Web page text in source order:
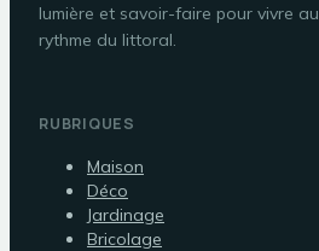
lumière et savoir-faire pour vivre au
rythme du littoral.
RUBRIQUES
Maison
Déco
Jardinage
Bricolage